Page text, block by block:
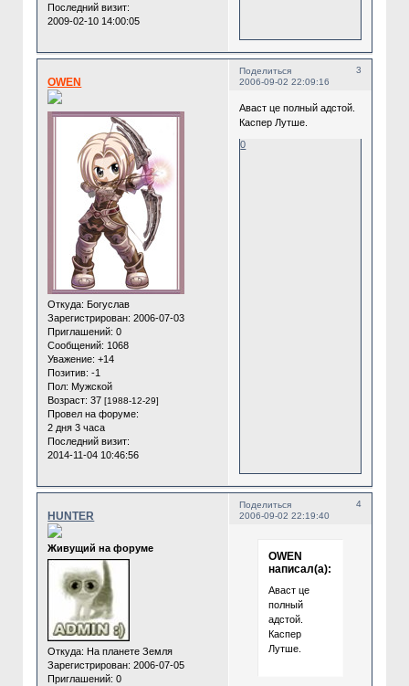
Последний визит:
2009-02-10 14:00:05
Поделиться
3
2006-09-02 22:09:16
OWEN
Откуда: Богуслав
Зарегистрирован: 2006-07-03
Приглашений: 0
Сообщений: 1068
Уважение: +14
Позитив: -1
Пол: Мужской
Возраст: 37[1988-12-29]
Провел на форуме:
2 дня 3 часа
Последний визит:
2014-11-04 10:46:56
Аваст це полный адстой.
Каспер Лутше.
0
Поделиться
4
2006-09-02 22:19:40
HUNTER
Живущий на форуме
Откуда: На планете Земля
Зарегистрирован: 2006-07-05
Приглашений: 0
OWEN
написал(а):
Аваст це
полный
адстой.
Каспер
Лутше.